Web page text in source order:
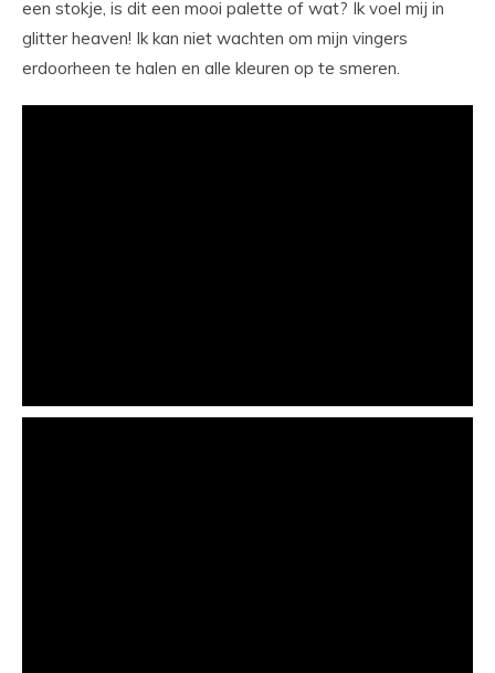
een stokje, is dit een mooi palette of wat? Ik voel mij in
glitter heaven! Ik kan niet wachten om mijn vingers
erdoorheen te halen en alle kleuren op te smeren.